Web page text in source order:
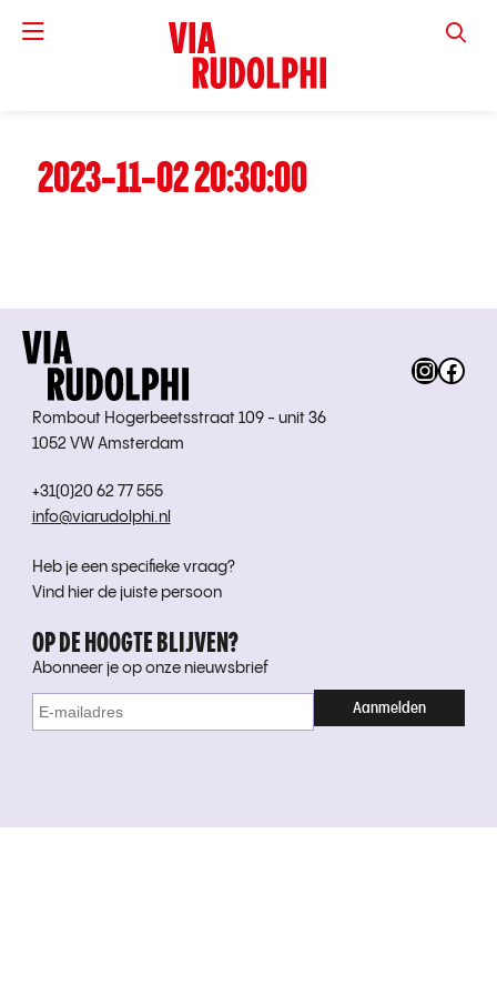
VIA
2023-11-02 20:30:00
Rombout Hogerbeetsstraat 109 - unit 36
1052 VW Amsterdam
+31(0)20 62 77 555
info@viarudolphi.nl
Heb je een specifieke vraag?
Vind hier de juiste persoon
OP DE HOOGTE BLIJVEN?
Abonneer je op onze nieuwsbrief